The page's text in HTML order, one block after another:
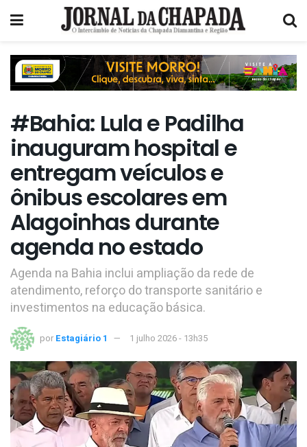
#Bahia: Lula e Padilha
inauguram hospital e
entregam veículos e
ônibus escolares em
Alagoinhas durante
agenda no estado
Agenda na Bahia inclui ampliação da rede de
atendimento, reforço do transporte sanitário e
investimentos na educação básica.
por Estagiário 1 1 julho 2026 - 13h35